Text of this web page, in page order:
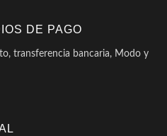
DE PAGO
transferencia bancaria, Modo y